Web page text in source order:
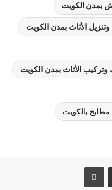
بمدن الكويت
الأثاث بمدن الكويت
وتركيب الأثاث بمدن الكويت
مطابخ بالكويت
مع التغليف: الطريقة المثلى
أثناء الانتقال
الأثاث: نصائح لنقل العفش